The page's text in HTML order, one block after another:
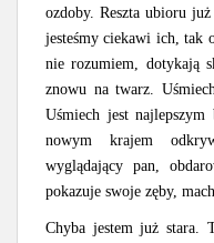
ozdoby. Reszta ubioru
jesteśmy ciekawi ich, tak
nie rozumiem, dotykają
znowu na twarz.
Uśmiech jest
nowym krajem
wyglądający pan,
pokazuje swoje zęby,
Chyba jestem już stara.